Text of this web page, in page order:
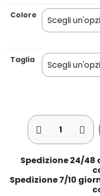
Colore
Taglia
Spedizione 24/48
Spedizione 7/10